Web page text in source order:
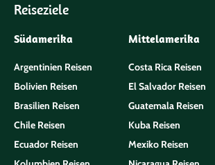
Reiseziele
Südamerika
Argentinien Reisen
Bolivien Reisen
Brasilien Reisen
Chile Reisen
Ecuador Reisen
Mittelamerika
Costa Rica Reisen
El Salvador Reisen
Guatemala Reisen
Kuba Reisen
Mexiko Reisen